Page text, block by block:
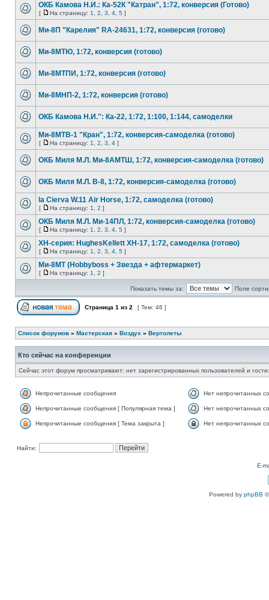
ОКБ Камова Н.И.: Ка-52К "Катран", 1:72, конверсия (Готово)
[ На страницу: 1 2 3 4 5 ]
Ми-8П "Карелия" RA-24631, 1:72, конверсия (готово)
Ми-8МТЮ, 1:72, конверсия (готово)
Ми-8МТПИ, 1:72, конверсия (готово)
Ми-8МНП-2, 1:72, конверсия (готово)
ОКБ Камова Н.И.": Ка-22, 1:72, 1:100, 1:144, самоделки
Ми-8МТВ-1 "Кран", 1:72, конверсия-самоделка (готово)
[ На страницу: 1 2 3 4 ]
ОКБ Миля М.Л. Ми-8АМТШ, 1:72, конверсия-самоделка (готово)
ОКБ Миля М.Л. В-8, 1:72, конверсия-самоделка (готово)
la Cierva W.11 Air Horse, 1:72, самоделка (готово)
[ На страницу: 1 2 ]
ОКБ Миля М.Л. Ми-14ПЛ, 1:72, конверсия-самоделка (готово)
[ На страницу: 1 2 3 4 5 ]
ХH-серия: HughesKellett XH-17, 1:72, самоделка (готово)
[ На страницу: 1 2 3 4 5 ]
Ми-8МТ (Hobbyboss + Звезда + афтермаркет)
[ На страницу: 1 2 ]
Показать темы за: Поле
Страница 1 из 2 [ Тем: 46 ]
Список форумов » Мастерская » Воздух » Вертолеты
Кто сейчас на конференции
Сейчас этот форум просматривают: нет зарегистрированных пользователей и
Непрочитанные сообщения Нет непрочитанных
Непрочитанные сообщения [ Популярная тема ] Нет непрочитанных
Непрочитанные сообщения [ Тема закрыта ] Нет непрочитанных
Найти:
E-
Powered by phpBB